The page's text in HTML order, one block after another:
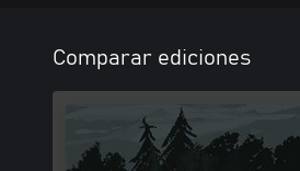
Comparar ediciones